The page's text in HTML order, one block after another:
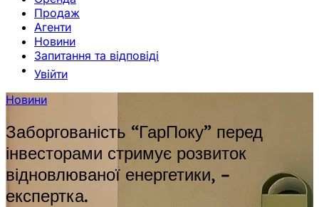
Продаж
Агенти
Новини
Запитання та відповіді
Увійти
Новини
Заборгованість “ГарПоку” перед
інвесторами стримує розвиток
відновлюваної енергетики, –
експертка.